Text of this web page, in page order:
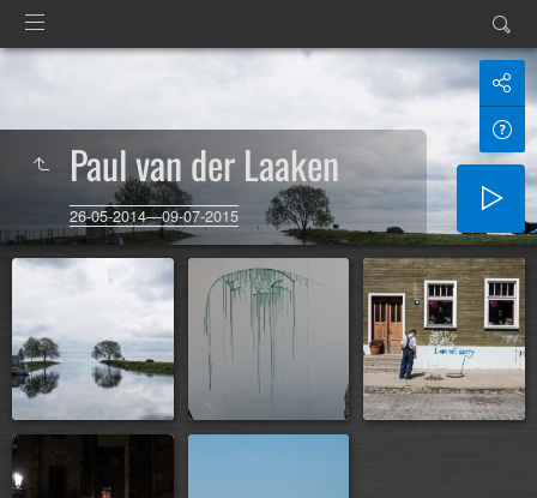
Paul van der Laaken
26-05-2014—09-07-2015